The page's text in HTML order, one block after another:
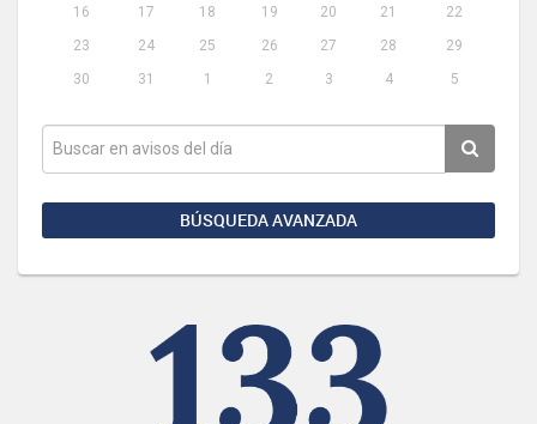
16
17 18 19 20 21
22
23
24 25 26 27 28
29
30
31 1 2 3 4 5
BÚSQUEDA AVANZADA